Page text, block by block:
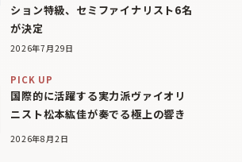
ション特級、セミファイナリスト6名
が決定
2026年7月29日
PICK UP
国際的に活躍する実力派ヴァイオリ
ニスト松本紘佳が奏でる極上の響き
2026年8月2日